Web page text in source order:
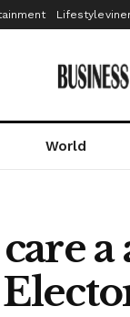
Lifestyle
World
a